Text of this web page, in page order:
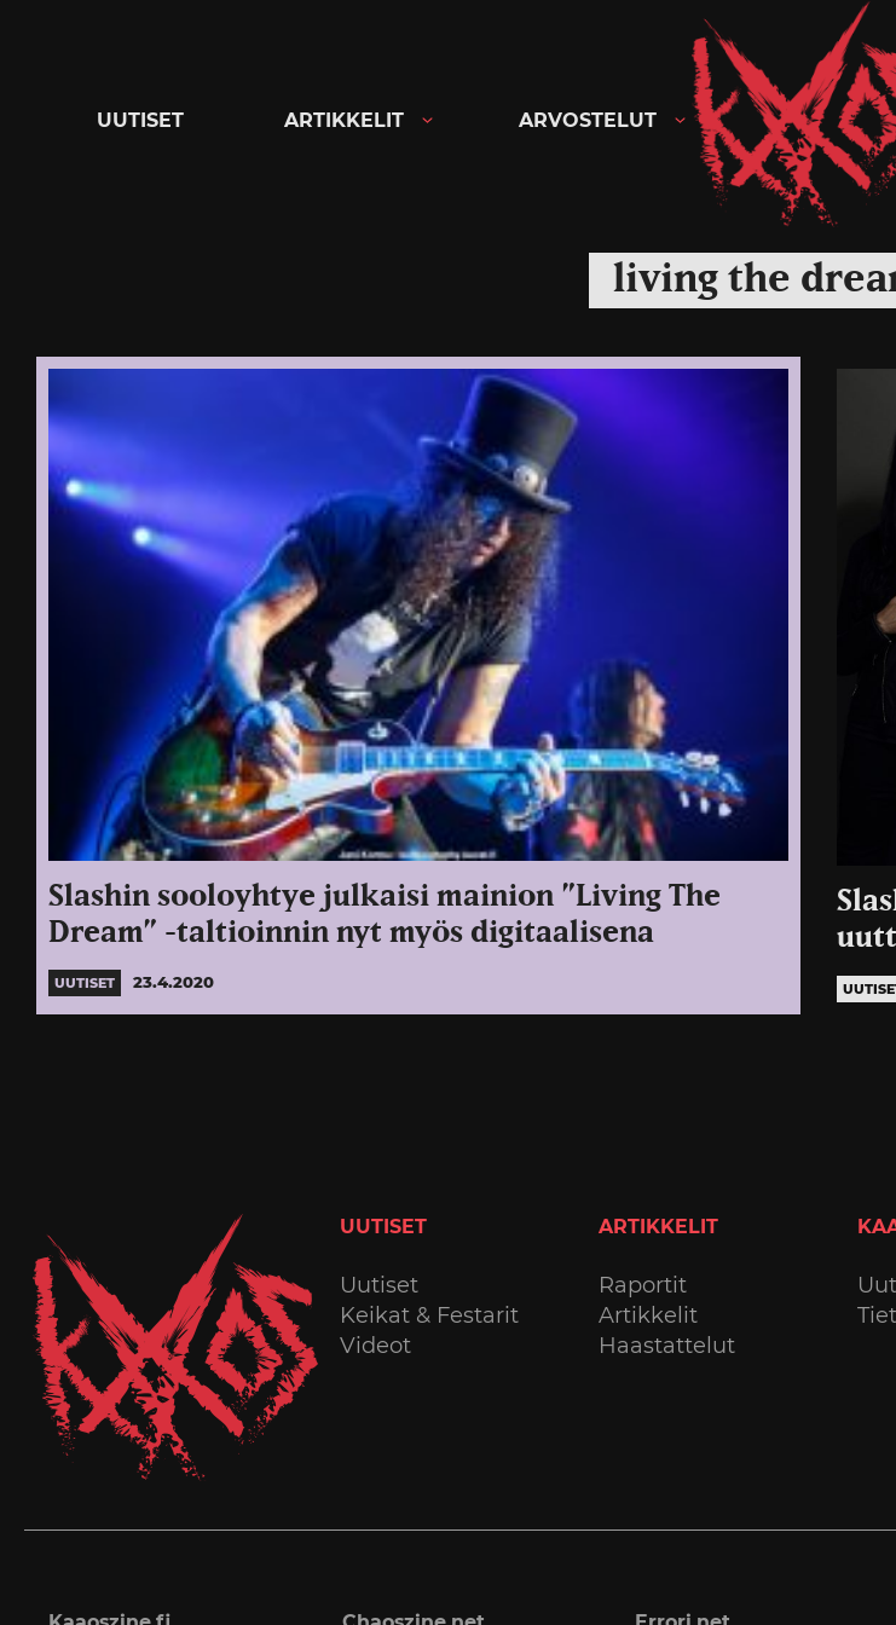
Kaaoszine
UUTISET ARTIKKELIT ARVOSTELUT
living the
Slashin sooloyhtye julkaisi mainion ”Living The
Dream” -taltioinnin nyt myös digitaalisena
UUTISET 23.4.2020
UUTISET
Uutiset
Keikat & Festarit
Videot
ARTIKKELIT
Raportit
Artikkelit
Haastattelut